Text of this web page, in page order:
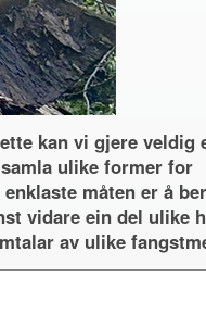
kan vi gjere veldig
ulike former for
måten er å
vidare ein del ulike
av ulike